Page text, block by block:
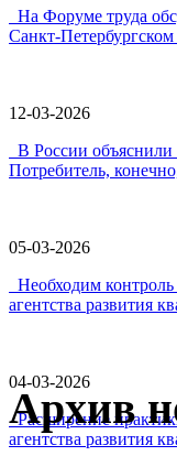
На Форуме труда
Санкт-
12-03-2026
В России
Потребитель,
05-03-2026
Необходим
агентства развития
04-03-2026
Расширение
агентства развития
Архив